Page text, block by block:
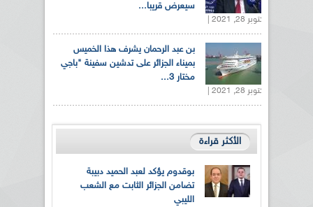
سيعرض قريبا...
أكتوبر 28, 2021 |
بن عبد الرحمان يشرف هذا الخميس
بميناء الجزائر على تدشين سفينة "باجي
مختار 3...
أكتوبر 28, 2021 |
الأكثر قراءة
بوقدوم يؤكد لعبد الحميد دبيبة
تضامن الجزائر الثابت مع الشعب
الليبي